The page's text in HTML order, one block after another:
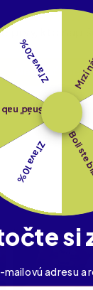
prvý, kto
Napísať
Boli
Zľava 10%
Zľava 20%
si
mailovú adresu a